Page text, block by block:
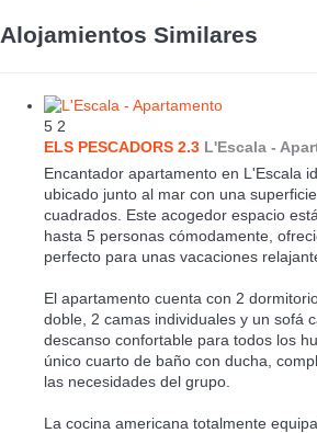
Alojamientos Similares
5 2
ELS PESCADORS 2.3 L'Escala -
Encantador apartamento en L'Escala
ubicado junto al mar con una
cuadrados. Este acogedor espacio
hasta 5 personas cómodamente,
perfecto para unas vacaciones
El apartamento cuenta con 2
doble, 2 camas individuales y un sofá
descanso confortable para todos los
único cuarto de baño con ducha,
las necesidades del grupo.
La cocina americana totalmente